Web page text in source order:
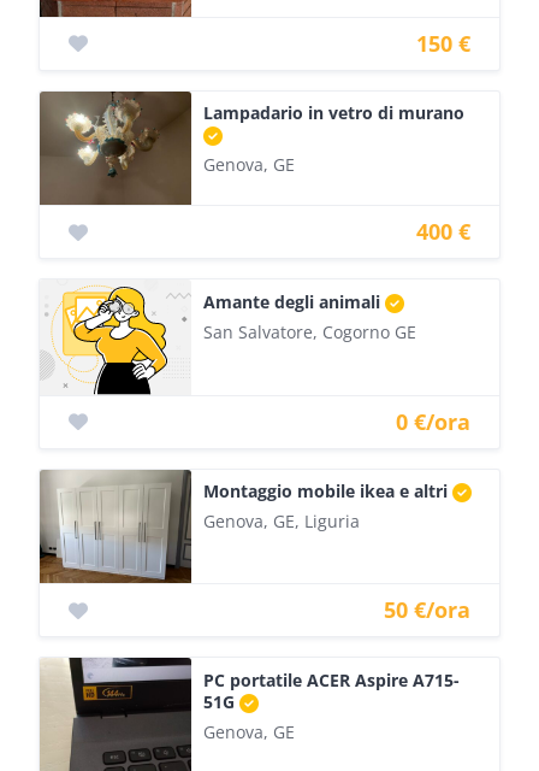
150 €
Lampadario in vetro di murano
Genova, GE
400 €
Amante degli animali
San Salvatore, Cogorno GE
0 €/ora
Montaggio mobile ikea e altri
Genova, GE, Liguria
50 €/ora
PC portatile ACER Aspire A715-
51G
Genova, GE